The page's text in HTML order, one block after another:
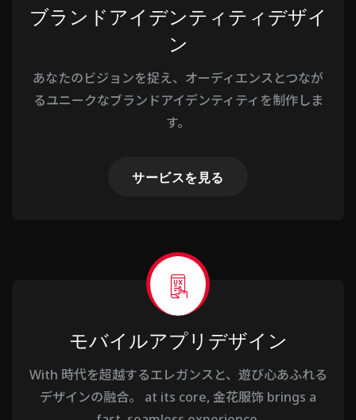
ブランドアイデンティティデザイ
ン
あなたのビジョンを捉え、オーディエンスとつなが
るユニークなブランドアイデンティティを制作しま
す。
サービスを見る
モバイルアプリデザイン
With 時代を超越するエレガンスと、遊び心あふれる
デザインの融合。 at its core, 金花服饰 brings a